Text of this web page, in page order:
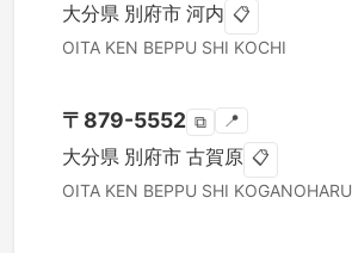
大分県 別府市 河内 📋
OITA KEN BEPPU SHI KOCHI
〒 879-5552 ⧉ 📍
大分県 別府市 古賀原 📋
OITA KEN BEPPU SHI KOGANOHARU